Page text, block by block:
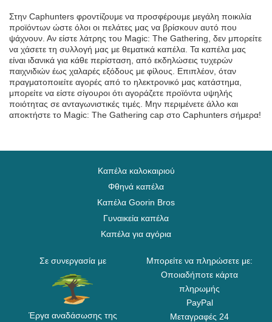
Στην Caphunters φροντίζουμε να προσφέρουμε μεγάλη ποικιλία
προϊόντων ώστε όλοι οι πελάτες μας να βρίσκουν αυτό που
ψάχνουν. Αν είστε λάτρης του Magic: The Gathering, δεν μπορείτε
να χάσετε τη συλλογή μας με θεματικά καπέλα. Τα καπέλα μας
είναι ιδανικά για κάθε περίσταση, από εκδηλώσεις τυχερών
παιχνιδιών έως χαλαρές εξόδους με φίλους. Επιπλέον, όταν
πραγματοποιείτε αγορές από το ηλεκτρονικό μας κατάστημα,
μπορείτε να είστε σίγουροι ότι αγοράζετε προϊόντα υψηλής
ποιότητας σε ανταγωνιστικές τιμές. Μην περιμένετε άλλο και
αποκτήστε το Magic: The Gathering cap στο Caphunters σήμερα!
Καπέλα καλοκαιριού
Φθηνά καπέλα
Καπέλα Goorin Bros
Γυναικεία καπέλα
Καπέλα για αγόρια
Σε συνεργασία με
Έργα αναδάσωσης της
Μπορείτε να πληρώσετε με:
Οποιαδήποτε κάρτα
πληρωμής
PayPal
Μεταγραφές 24